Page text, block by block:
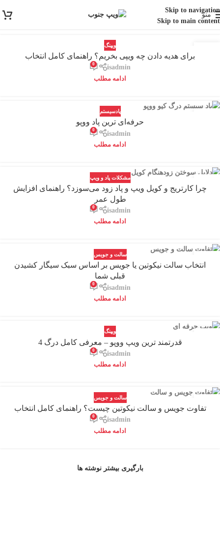
Skip to navigation
Skip to main content
منو
ویپنگ
برای هدیه دادن چه ویپی بخریم؟ راهنمای کامل انتخاب
isadmin
0
ادامه مطلب
پادسیستم
حرفه‌ای‌ ترین پاد ووپو
isadmin
0
ادامه مطلب
مرداد
مشکلات پاد و ویپ
چرا کارتریج و کویل ویپ و پاد زود می‌سوزد؟ راهنمای افزایش
طول عمر
isadmin
0
ادامه مطلب
07
مرداد
سالت و جویس
انتخاب سالت نیکوتین یا جویس بر اساس سبک سیگار کشیدن
قبلی شما
isadmin
0
ادامه مطلب
ویپنگ
قدرتمند ترین ویپ ووپو – معرفی کامل درگ 4
isadmin
0
ادامه مطلب
تیر
سالت و جویس
تفاوت جویس و سالت نیکوتین چیست؟ راهنمای کامل انتخاب
isadmin
0
ادامه مطلب
بارگیری بیشتر نوشته ها